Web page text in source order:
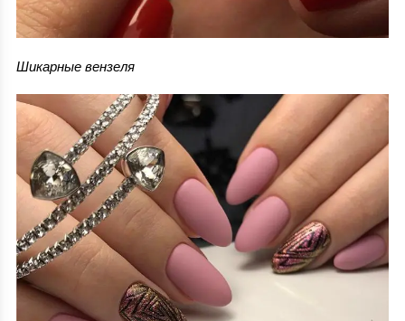
Шикарные вензеля